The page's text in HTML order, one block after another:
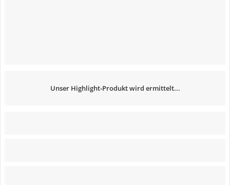
Unser Highlight-Produkt wird ermittelt...